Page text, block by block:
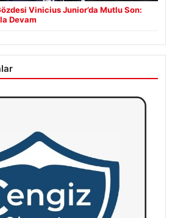
Vinicius Junior’da Mutlu Son:
Devam